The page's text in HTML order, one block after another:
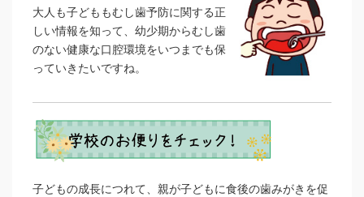
大人も子どももむし歯予防に関する正
しい情報を知って、幼少期からむし歯
のない健康な口腔環境をいつまでも保
っていきたいですね。
子どもの成長につれて、親が子どもに食後の歯みがきを促